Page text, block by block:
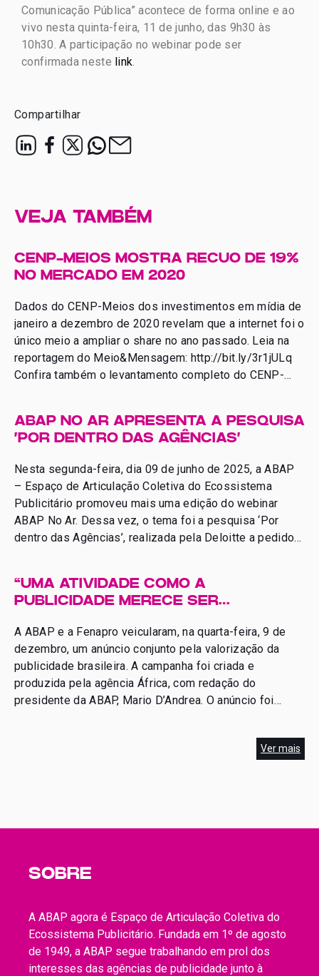
Comunicação Pública” acontece de forma online e ao
vivo nesta quinta-feira, 11 de junho, das 9h30 às
10h30. A participação no webinar pode ser
confirmada neste link
Compartilhar
VEJA TAMBÉM
CENP-MEIOS MOSTRA RECUO DE 19%
NO MERCADO EM 2020
Dados do CENP-Meios dos investimentos em mídia de
janeiro a dezembro de 2020 revelam que a internet foi o
único meio a ampliar o share no ano passado. Leia na
reportagem do Meio&Mensagem: http://bit.ly/3r1jULq
Confira também o levantamento completo do CENP-
ABAP NO AR APRESENTA A PESQUISA
‘POR DENTRO DAS AGÊNCIAS’
Nesta segunda-feira, dia 09 de junho de 2025, a ABAP
– Espaço de Articulação Coletiva do Ecossistema
Publicitário promoveu mais uma edição do webinar
ABAP No Ar. Dessa vez, o tema foi a pesquisa ‘Por
dentro das Agências’, realizada pela Deloitte a pedido
“UMA ATIVIDADE COMO A
PUBLICIDADE MERECE SER
RESPEITADA”
A ABAP e a Fenapro veicularam, na quarta-feira, 9 de
dezembro, um anúncio conjunto pela valorização da
publicidade brasileira. A campanha foi criada e
produzida pela agência África, com redação do
presidente da ABAP, Mario D’Andrea. O anúncio foi
Ver mais
SOBRE
A ABAP agora é Espaço de Articulação Coletiva do
Ecossistema Publicitário. Fundada em 1º de agosto
de 1949, a ABAP segue trabalhando em prol dos
interesses das agências de publicidade junto à